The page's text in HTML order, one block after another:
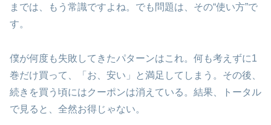
までは、もう常識ですよね。でも問題は、その“使い方”で
す。
僕が何度も失敗してきたパターンはこれ。何も考えずに1
巻だけ買って、「お、安い」と満足してしまう。その後、
続きを買う頃にはクーポンは消えている。結果、トータル
で見ると、全然お得じゃない。